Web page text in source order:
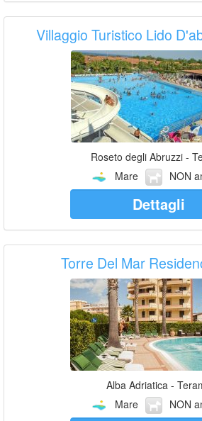
Villaggio Turistico Lido
Roseto degli Abruzzi -
Mare
NON
Dettagli
Torre Del Mar
Alba Adriatica -
Mare
NON